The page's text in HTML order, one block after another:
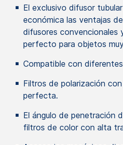
El exclusivo difusor
económica las ventajas
difusores convencionales
perfecto para objetos
Compatible con
Filtros de polarización
perfecta.
El ángulo de penetración
filtros de color con alta